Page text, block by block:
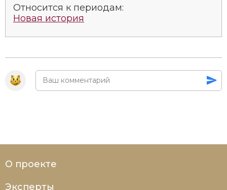
Относится к периодам:
Новая история
О проекте
Эксперты